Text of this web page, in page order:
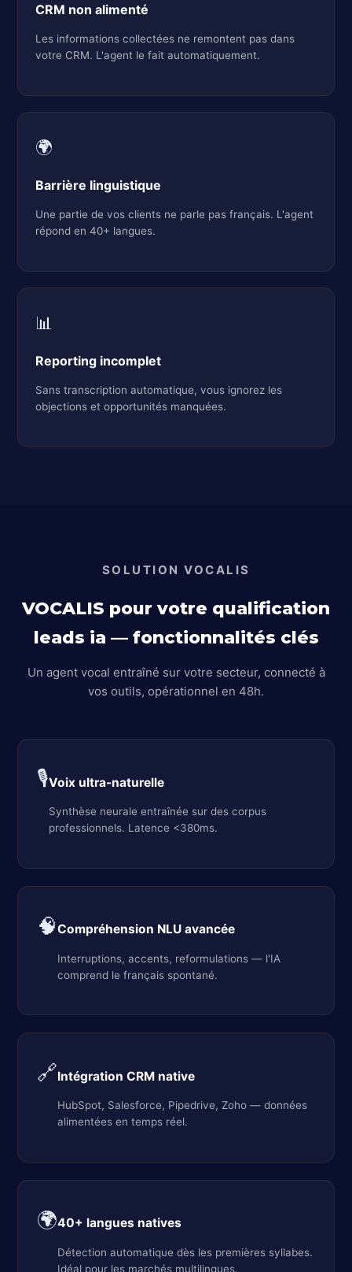
CRM non alimenté
Les informations collectées ne remontent pas dans
votre CRM. L'agent le fait automatiquement.
🌍
Barrière linguistique
Une partie de vos clients ne parle pas français. L'agent
répond en 40+ langues.
📊
Reporting incomplet
Sans transcription automatique, vous ignorez les
objections et opportunités manquées.
SOLUTION VOCALIS
VOCALIS pour votre qualification
leads ia — fonctionnalités clés
Un agent vocal entraîné sur votre secteur, connecté à
vos outils, opérationnel en 48h.
🎙️Voix ultra-naturelle
Synthèse neurale entraînée sur des corpus
professionnels. Latence <380ms.
🧠Compréhension NLU avancée
Interruptions, accents, reformulations — l'IA
comprend le français spontané.
🔗Intégration CRM native
HubSpot, Salesforce, Pipedrive, Zoho — données
alimentées en temps réel.
🌍40+ langues natives
Détection automatique dès les premières syllabes.
Idéal pour les marchés multilingues.